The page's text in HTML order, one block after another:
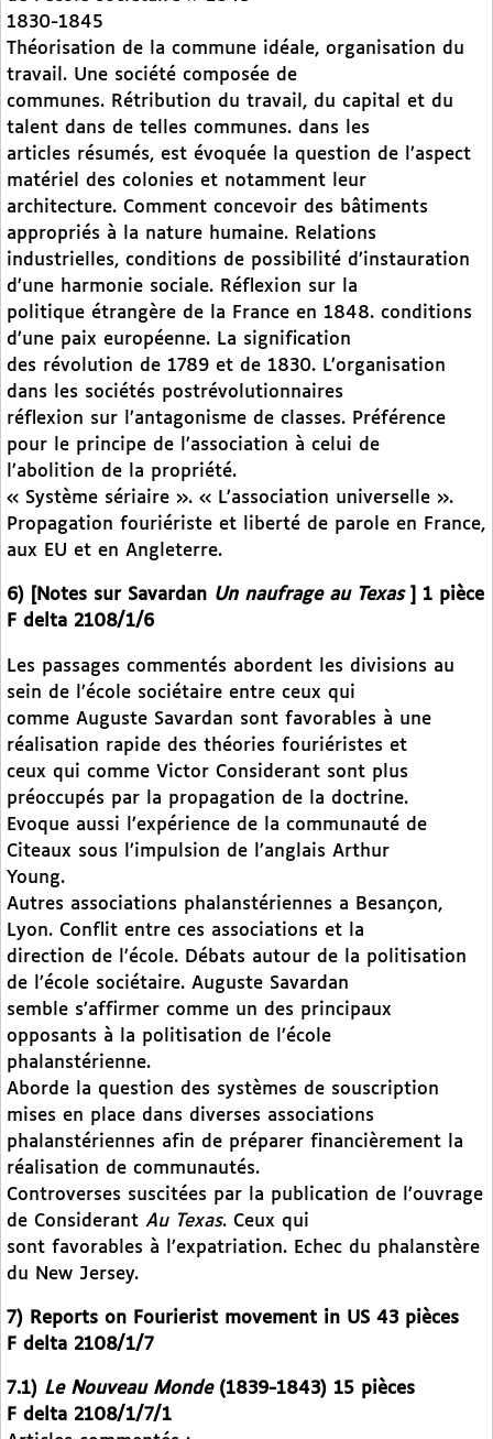
1830-1845
Théorisation de la commune idéale, organisation du
travail. Une société composée de
communes. Rétribution du travail, du capital et du
talent dans de telles communes. dans les
articles résumés, est évoquée la question de l’aspect
matériel des colonies et notamment leur
architecture. Comment concevoir des bâtiments
appropriés à la nature humaine. Relations
industrielles, conditions de possibilité d’instauration
d’une harmonie sociale. Réflexion sur la
politique étrangère de la France en 1848. conditions
d’une paix européenne. La signification
des révolution de 1789 et de 1830. L’organisation
dans les sociétés postrévolutionnaires
réflexion sur l’antagonisme de classes. Préférence
pour le principe de l’association à celui de
l’abolition de la propriété.
« Système sériaire ». « L’association universelle ».
Propagation fouriériste et liberté de parole en France,
aux EU et en Angleterre.
6) [Notes sur Savardan Un naufrage au Texas
] 1 pièce
F delta 2108/1/6
Les passages commentés abordent les divisions au
sein de l’école sociétaire entre ceux qui
comme Auguste Savardan sont favorables à une
réalisation rapide des théories fouriéristes et
ceux qui comme Victor Considerant sont plus
préoccupés par la propagation de la doctrine.
Evoque aussi l’expérience de la communauté de
Citeaux sous l’impulsion de l’anglais Arthur
Young.
Autres associations phalanstériennes a Besançon,
Lyon. Conflit entre ces associations et la
direction de l’école. Débats autour de la politisation
de l’école sociétaire. Auguste Savardan
semble s’affirmer comme un des principaux
opposants à la politisation de l’école
phalanstérienne.
Aborde la question des systèmes de souscription
mises en place dans diverses associations
phalanstériennes afin de préparer financièrement la
réalisation de communautés.
Controverses suscitées par la publication de l’ouvrage
de Considerant Au Texas. Ceux qui
sont favorables à l’expatriation. Echec du phalanstère
du New Jersey.
7) Reports on Fourierist movement in US 43 pièces
F delta 2108/1/7
7.1) Le Nouveau Monde (1839-1843) 15 pièces
F delta 2108/1/7/1